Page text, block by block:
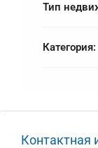
Тип
Категория:
Контактная